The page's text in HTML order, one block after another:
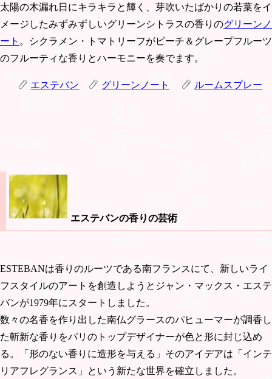
太陽の木漏れ日にキラキラと輝く、芽吹いたばかりの若葉をイ
メージしたみずみずしいグリーンシトラスの香りのグリーンノ
ート 。シクラメン・トマトリーフがピーチ＆グレープフルーツ
のフルーティな香りとハーモニーを奏でます。
エステバン グリーンノート ルームスプレー
エステバンの香りの芸術
ESTEBANは香りのルーツである南フランスにて、新しいライ
フスタイルのアートを創造しようとジャン・マックス・エステ
バンが1979年にスタートしました。
数々の名香を作り出した南仏グラースのパヒューマーが調香し
た斬新な香りをパリのトップデザイナーが色と形に封じ込め
る。「形のない香りに造形を与える」そのアイデアは「インテ
リアフレグランス」という新たな世界を確立しました。